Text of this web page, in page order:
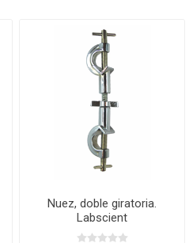
Nuez, doble giratoria.
Labscient